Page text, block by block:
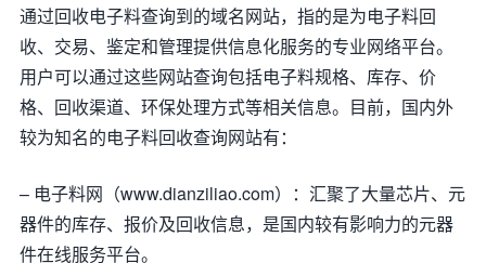
通过回收电子料查询到的域名网站，指的是为电子料回
收、交易、鉴定和管理提供信息化服务的专业网络平台。
用户可以通过这些网站查询包括电子料规格、库存、价
格、回收渠道、环保处理方式等相关信息。目前，国内外
较为知名的电子料回收查询网站有：
– 电子料网（www.dianziliao.com）：汇聚了大量芯片、元
器件的库存、报价及回收信息，是国内较有影响力的元器
件在线服务平台。